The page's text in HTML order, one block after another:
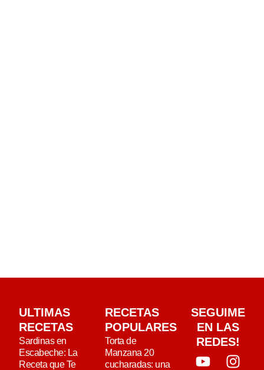
ULTIMAS
RECETAS
Sardinas en
Escabeche: La
Receta que Te
RECETAS
POPULARES
Torta de
Manzana 20
cucharadas: una
SEGUIME
EN LAS
REDES!